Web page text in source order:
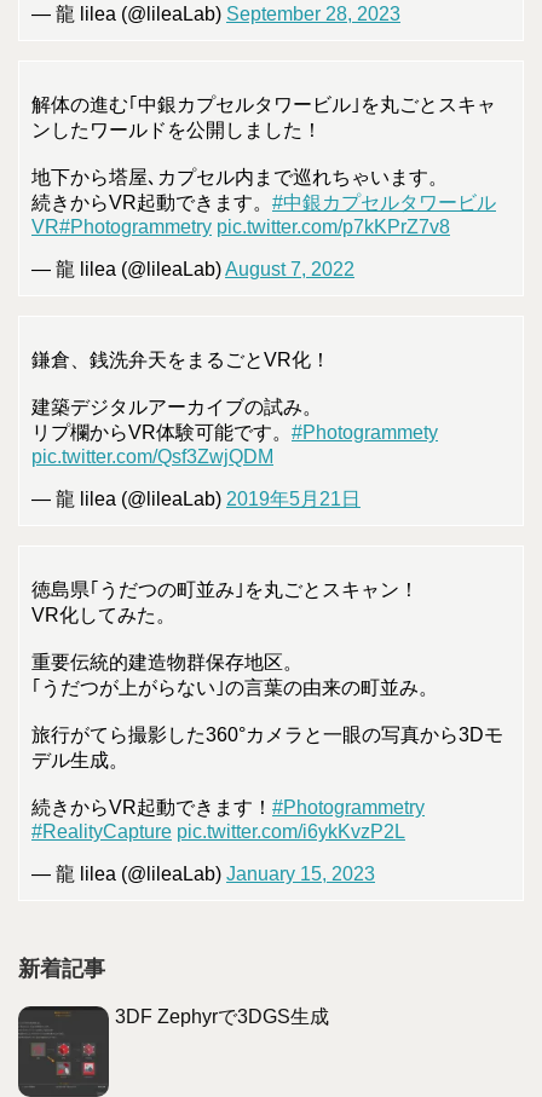
— 龍 lilea (@lileaLab) September 28, 2023
解体の進む｢中銀カプセルタワービル｣を丸ごとスキャ
ンしたワールドを公開しました！
地下から塔屋､カプセル内まで巡れちゃいます。
続きからVR起動できます。 #中銀カプセルタワービル
VR#Photogrammetry pic.twitter.com/p7kKPrZ7v8
— 龍 lilea (@lileaLab)August 7, 2022
鎌倉、銭洗弁天をまるごとVR化！
建築デジタルアーカイブの試み。
リプ欄からVR体験可能です。 #Photogrammety
pic.twitter.com/Qsf3ZwjQDM
— 龍 lilea (@lileaLab) 2019年5月21日
徳島県｢うだつの町並み｣を丸ごとスキャン！
VR化してみた。
重要伝統的建造物群保存地区。
｢うだつが上がらない｣の言葉の由来の町並み。
旅行がてら撮影した360°カメラと一眼の写真から3Dモ
デル生成。
続きからVR起動できます！ #Photogrammetry
#RealityCapture pic.twitter.com/i6ykKvzP2L
— 龍 lilea (@lileaLab) January 15, 2023
新着記事
3DF Zephyrで3DGS生成